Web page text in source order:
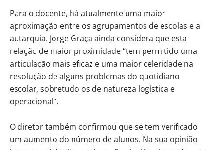
Para o docente, há atualmente uma maior
aproximação entre os agrupamentos de escolas e a
autarquia. Jorge Graça ainda considera que esta
relação de maior proximidade “tem permitido uma
articulação mais eficaz e uma maior celeridade na
resolução de alguns problemas do quotidiano
escolar, sobretudo os de natureza logística e
operacional”.
O diretor também confirmou que se tem verificado
um aumento do número de alunos. Na sua opinião